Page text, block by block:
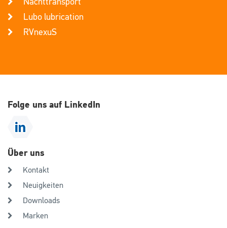
Nachttransport
Lubo lubrication
RVnexuS
Folge uns auf LinkedIn
Über uns
Kontakt
Neuigkeiten
Downloads
Marken